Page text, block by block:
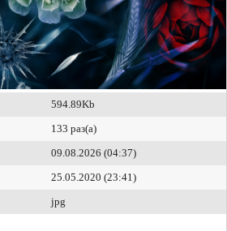
594.89Kb
133 раз(а)
09.08.2026 (04:37)
25.05.2020 (23:41)
jpg